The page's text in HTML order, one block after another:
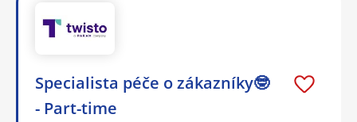
Specialista péče o zákazníky🤓
- Part-time